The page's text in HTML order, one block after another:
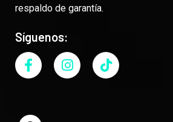
respaldo de garantía.
Síguenos: